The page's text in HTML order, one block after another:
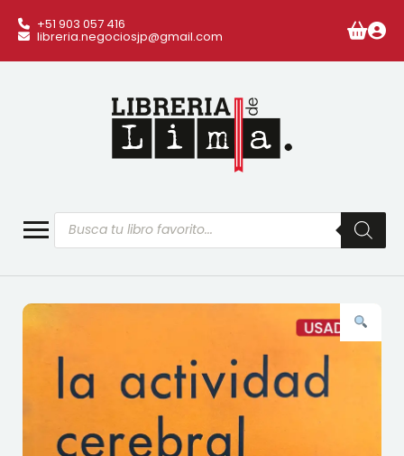
+51 903 057 416
libreria.negociosjp@gmail.com
Búsqueda
de
productos